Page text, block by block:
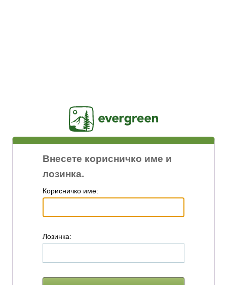
Внесете корисничко име и
лозинка.
Корисничко име:
Лозинка: